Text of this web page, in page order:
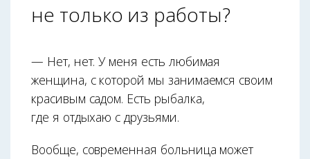
не только из работы?
— Нет, нет. У меня есть любимая
женщина, с которой мы занимаемся своим
красивым садом. Есть рыбалка,
где я отдыхаю с друзьями.
Вообще, современная больница может